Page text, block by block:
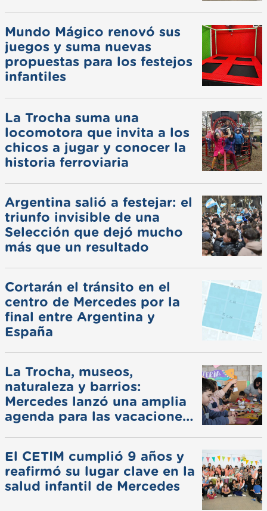
Mundo Mágico renovó sus
juegos y suma nuevas
propuestas para los festejos
infantiles
La Trocha suma una
locomotora que invita a los
chicos a jugar y conocer la
historia ferroviaria
Argentina salió a festejar: el
triunfo invisible de una
Selección que dejó mucho
más que un resultado
Cortarán el tránsito en el
centro de Mercedes por la
final entre Argentina y
España
La Trocha, museos,
naturaleza y barrios:
Mercedes lanzó una amplia
agenda para las vacaciones
El CETIM cumplió 9 años y
reafirmó su lugar clave en la
salud infantil de Mercedes